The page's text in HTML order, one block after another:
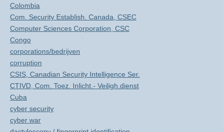
Colombia
Com. Security Establish. Canada, CSEC
Computer Sciences Corporation, CSC
Congo
corporations/bedrijven
corruption
CSIS, Canadian Security Intelligence Ser.
CTIVD, Com. Toez. Inlicht.- Veiligh.dienst
Cuba
cyber security
cyber war